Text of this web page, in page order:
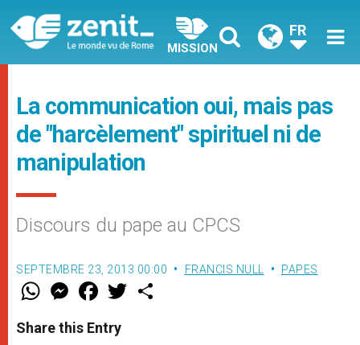
MISSION
FR
La communication oui, mais pas
de "harcèlement" spirituel ni de
manipulation
Discours du pape au CPCS
SEPTEMBRE 23, 2013 00:00 FRANCIS NULL PAPES
W
t
s
M
e
s
e
F
a
e
b
w
Share this Entry